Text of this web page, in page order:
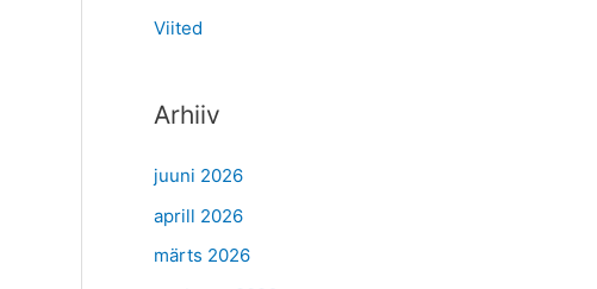
Viited
Arhiiv
juuni 2026
aprill 2026
märts 2026